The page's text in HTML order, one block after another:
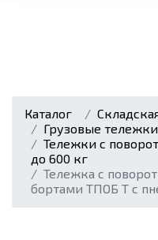
Каталог
Грузовые тележки
Тележки с
до 600 кг
Тележка с
бортами ТПОБ Т с